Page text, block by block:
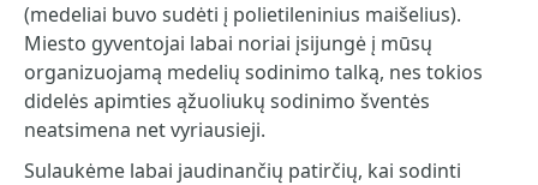
(medeliai buvo sudėti į polietileninius maišelius).
Miesto gyventojai labai noriai įsijungė į mūsų
organizuojamą medelių sodinimo talką, nes tokios
didelės apimties ąžuoliukų sodinimo šventės
neatsimena net vyriausieji.
Sulaukėme labai jaudinančių patirčių, kai sodinti